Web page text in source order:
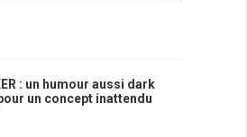
: un humour aussi dark
un concept inattendu